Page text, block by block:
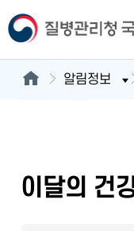
알림정보
이달의 건